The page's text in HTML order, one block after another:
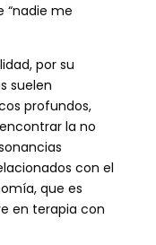
“nadie me
por su
suelen
profundos,
la no
con el
que es
en terapia con